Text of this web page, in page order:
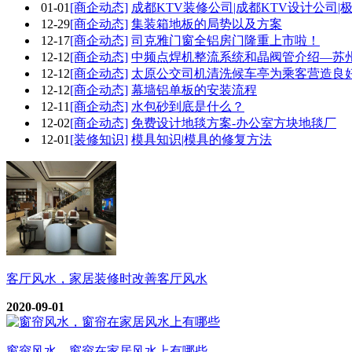
01-01 [商企动态] 成都KTV装修公司|成都KTV设计公司|
12-29[商企动态] 集装箱地板的局势以及方案
12-17[商企动态] 司克雅门窗全铝房门隆重上市啦！
12-12[商企动态] 中频点焊机整流系统和晶阀管介绍—苏
12-12[商企动态] 太原公交司机清洗候车亭为乘客营造良
12-12[商企动态] 幕墙铝单板的安装流程
12-11 [商企动态] 水包砂到底是什么？
12-02[商企动态] 免费设计地毯方案-办公室方块地毯厂
12-01 [装修知识] 模具知识|模具的修复方法
客厅风水，家居装修时改善客厅风水
2020-09-01